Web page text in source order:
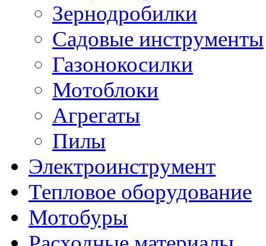
Зернодробилки
Садовые инструменты
Газонокосилки
Мотоблоки
Агрегаты
Пилы
Электроинструмент
Тепловое оборудование
Мотобуры